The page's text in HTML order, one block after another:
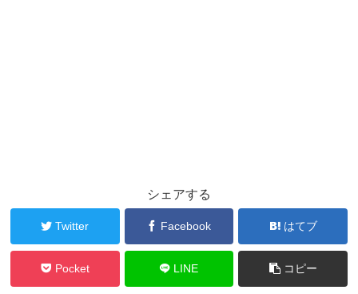
シェアする
Twitter Facebook はてブ
Pocket LINE コピー